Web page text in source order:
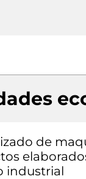
de
industrial